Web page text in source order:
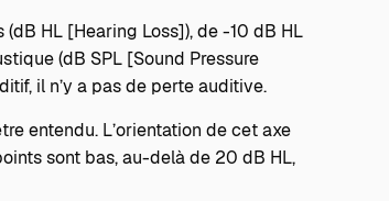
HL [Hearing Loss]), de -10 dB HL
(dB SPL [Sound Pressure
il n’y a pas de perte auditive.
entendu. L’orientation de cet axe
sont bas, au-delà de 20 dB HL,